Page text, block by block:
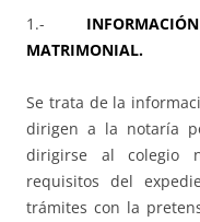
1.-
MATRIMONIAL.
Se trata de la
dirigen a la notaría
dirigirse al colegio
requisitos del
trámites con la